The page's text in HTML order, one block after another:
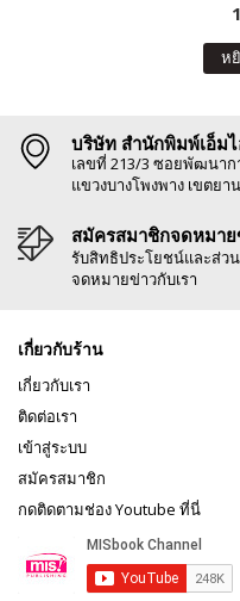
ห
บริษัท สำนักพิมพ์เอ็มไ
เลขที่ 213/3 ซอยพัฒนาก
แขวงบางโพงพาง เขตยา
สมัครสมาชิกจดหมาย
รับสิทธิประโยชน์และส่ว
จดหมายข่าวกับเรา
เกี่ยวกับร้าน
เกี่ยวกับเรา
ติดต่อเรา
เข้าสู่ระบบ
สมัครสมาชิก
กดติดตามช่อง Youtube ที่นี่